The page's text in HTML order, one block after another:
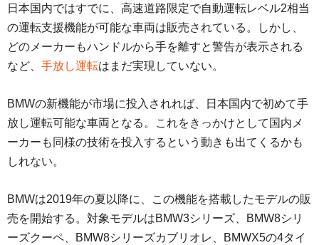
日本国内ではすでに、高速道路限定で自動運転レベル2相当
の運転支援機能が可能な車両は販売されている。しかし、
どのメーカーもハンドルから手を離すと警告が表示される
など、 手放し運転はまだ実現していない。
BMWの新機能が市場に投入されれば、日本国内で初めて手
放し運転可能な車両となる。これをきっかけとして国内メ
ーカーも同様の技術を投入するという動きも出てくるかも
しれない。
BMWは2019年の夏以降に、この機能を搭載したモデルの販
売を開始する。対象モデルはBMW3シリーズ、BMW8シリ
ーズクーペ、BMW8シリーズカブリオレ、BMWX5の4タイ